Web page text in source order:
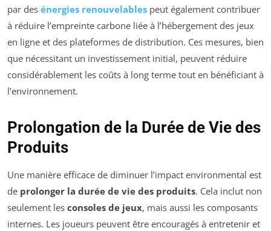
par des énergies renouvelables peut également contribuer
à réduire l’empreinte carbone liée à l’hébergement des jeux
en ligne et des plateformes de distribution. Ces mesures, bien
que nécessitant un investissement initial, peuvent réduire
considérablement les coûts à long terme tout en bénéficiant à
l’environnement.
Prolongation de la Durée de Vie des
Produits
Une manière efficace de diminuer l’impact environmental est
de prolonger la durée de vie des produits. Cela inclut non
seulement les consoles de jeux, mais aussi les composants
internes. Les joueurs peuvent être encouragés à entretenir et